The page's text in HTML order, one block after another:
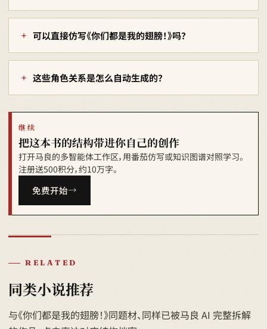
可以直接仿写《你们都是我的翅膀！》吗？
这些角色关系是怎么自动生成的？
继续
把这本书的结构带进你自己的创作
打开马良的多智能体工作区，用番茄仿写或知识图谱对照学习。
注册送500积分，约10万字。
免费开始
RELATED
同类小说推荐
与《你们都是我的翅膀！》同题材、同样已被马良 AI 完整拆解